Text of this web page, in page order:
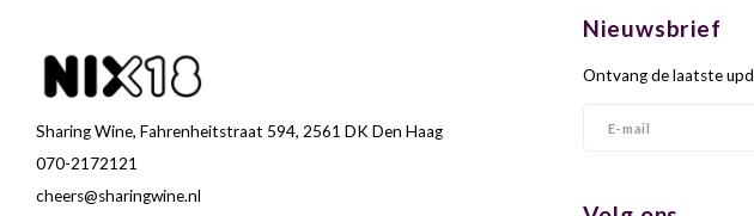
Sharing Wine, Fahrenheitstraat 594, 2561 DK Den Haag
070-2172121
cheers@sharingwine.nl
Nieuwsbrief
Ontvang de laatste